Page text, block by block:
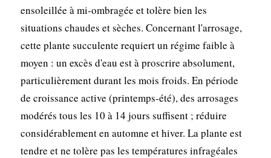
ensoleillée à mi-ombragée et tolère bien les
situations chaudes et sèches. Concernant l'arrosage,
cette plante succulente requiert un régime faible à
moyen : un excès d'eau est à proscrire absolument,
particulièrement durant les mois froids. En période
de croissance active (printemps-été), des arrosages
modérés tous les 10 à 14 jours suffisent ; réduire
considérablement en automne et hiver. La plante est
tendre et ne tolère pas les températures infragéales